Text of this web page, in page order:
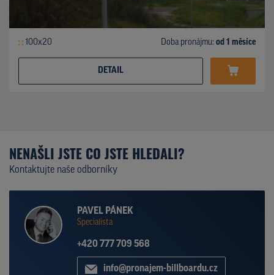
100x20 Doba pronájmu: od 1 měsíce
DETAIL
NENAŠLI JSTE CO JSTE HLEDALI?
Kontaktujte naše odborníky
PAVEL PÁNEK
Specialista
+420 777 709 568
info@pronajem-billboardu.cz